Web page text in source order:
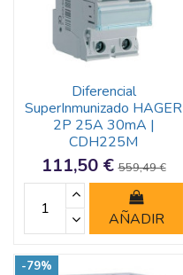
Diferencial
SuperInmunizado HAGER
2P 25A 30mA |
CDH225M
111,50 €559,49 €
AÑADIR
-79%